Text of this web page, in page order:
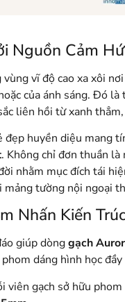
Nguồn Cảm
vùng vĩ độ cao xa xôi
của ánh sáng. Đó là
liên hồi từ xanh
đẹp huyền diệu mang
. Không chỉ đơn thuần là
nhằm mục đích tái
mảng tường nội ngoại
Nhấn Kiến
giúp dònggạch
dáng hình học
viên gạch sở hữu